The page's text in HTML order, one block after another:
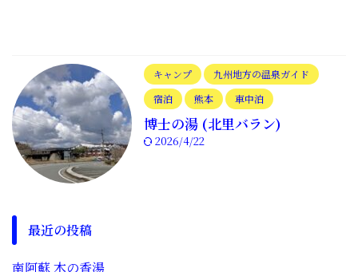
キャンプ
九州地方の温泉ガイド
宿泊
熊本 車中泊
博士の湯 (北里バラン)
2026/4/22
最近の投稿
南阿蘇 木の香湯